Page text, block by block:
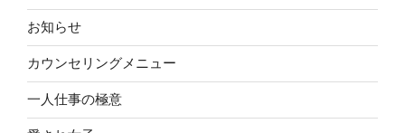
お知らせ
カウンセリングメニュー
一人仕事の極意